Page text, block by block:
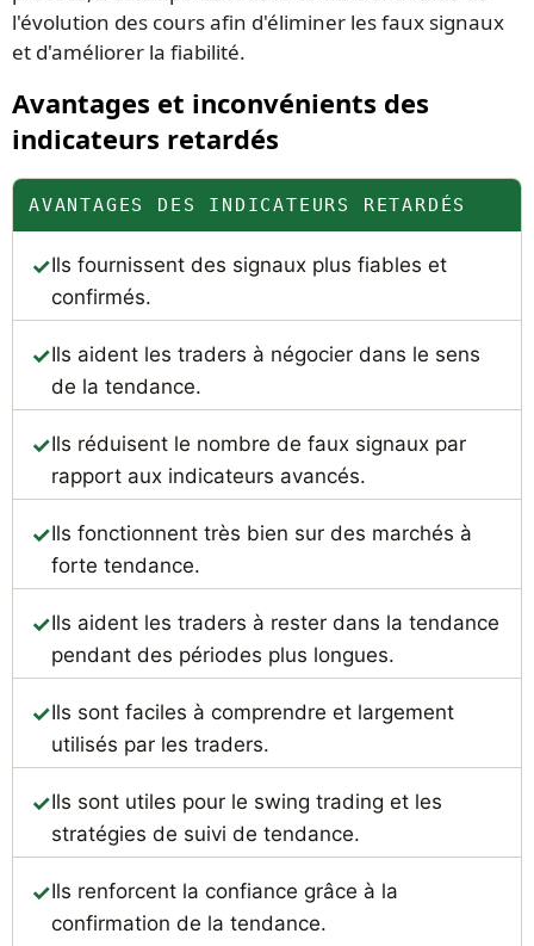
l'évolution des cours afin d'éliminer les faux signaux
et d'améliorer la fiabilité.
Avantages et inconvénients des
indicateurs retardés
AVANTAGES DES INDICATEURS RETARDÉS
Ils fournissent des signaux plus fiables et
confirmés.
Ils aident les traders à négocier dans le sens
de la tendance.
Ils réduisent le nombre de faux signaux par
rapport aux indicateurs avancés.
Ils fonctionnent très bien sur des marchés à
forte tendance.
Ils aident les traders à rester dans la tendance
pendant des périodes plus longues.
Ils sont faciles à comprendre et largement
utilisés par les traders.
Ils sont utiles pour le swing trading et les
stratégies de suivi de tendance.
Ils renforcent la confiance grâce à la
confirmation de la tendance.